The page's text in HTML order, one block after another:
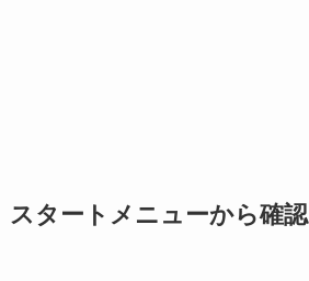
スタートメニューから確認